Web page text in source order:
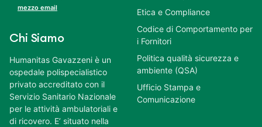
mezzo email
Chi Siamo
Humanitas Gavazzeni è un
ospedale polispecialistico
privato accreditato con il
Servizio Sanitario Nazionale
per le attività ambulatoriali e
di ricovero. E’ situato nella
Etica e Compliance
Codice di Comportamento per
i Fornitori
Politica qualità sicurezza e
ambiente (QSA)
Ufficio Stampa e
Comunicazione